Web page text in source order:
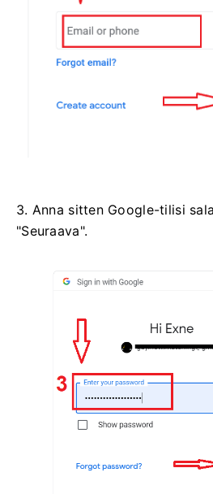
3. Anna sitten Google-tilisi
"Seuraava".